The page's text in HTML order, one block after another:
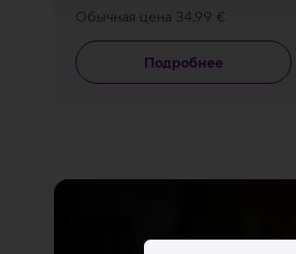
Обычная цена 34,99 €
Подробнее